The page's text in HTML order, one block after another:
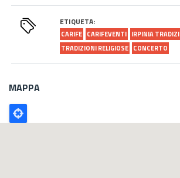
ETIQUETA:
CARIFE CARIFEVENTI IRPINIA
TRADIZIONI RELIGIOSE CONCERTO
MAPPA
Poligono
GEO